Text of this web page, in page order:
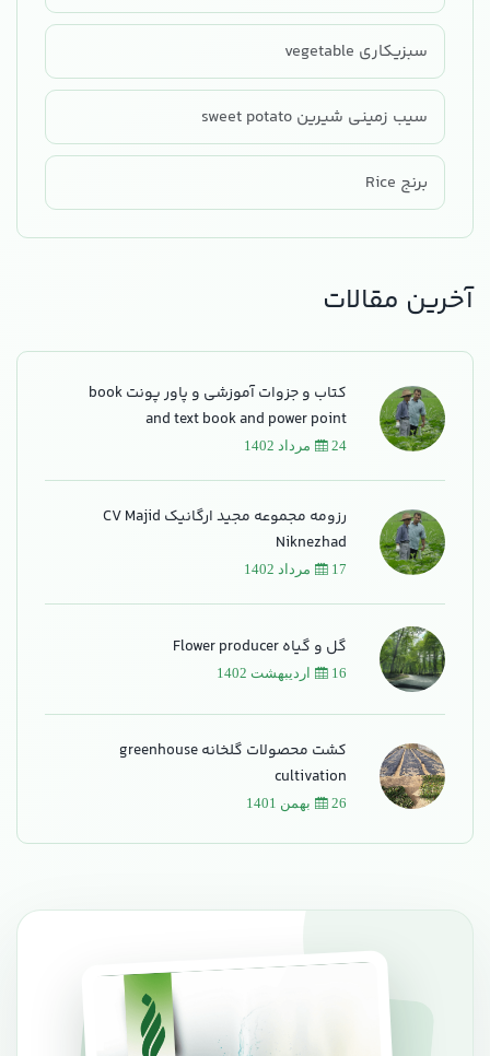
سبزیکاری vegetable
سیب زمینی شیرین sweet potato
برنج Rice
آخرین مقالات
کتاب و جزوات آموزشی و پاور پونت book
and text book and power point
24 مرداد 1402
رزومه مجموعه مجید ارگانیک CV Majid
Niknezhad
17 مرداد 1402
گل و گیاه Flower producer
16 اردیبهشت 1402
کشت محصولات گلخانه greenhouse
cultivation
26 بهمن 1401